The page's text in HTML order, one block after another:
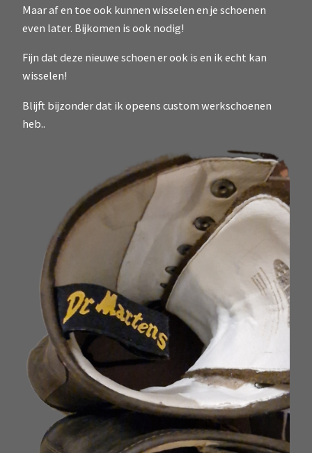
Maar af en toe ook kunnen wisselen en je schoenen
even later. Bijkomen is ook nodig!
Fijn dat deze nieuwe schoen er ook is en ik echt kan
wisselen!
Blijft bijzonder dat ik opeens custom werkschoenen
heb..